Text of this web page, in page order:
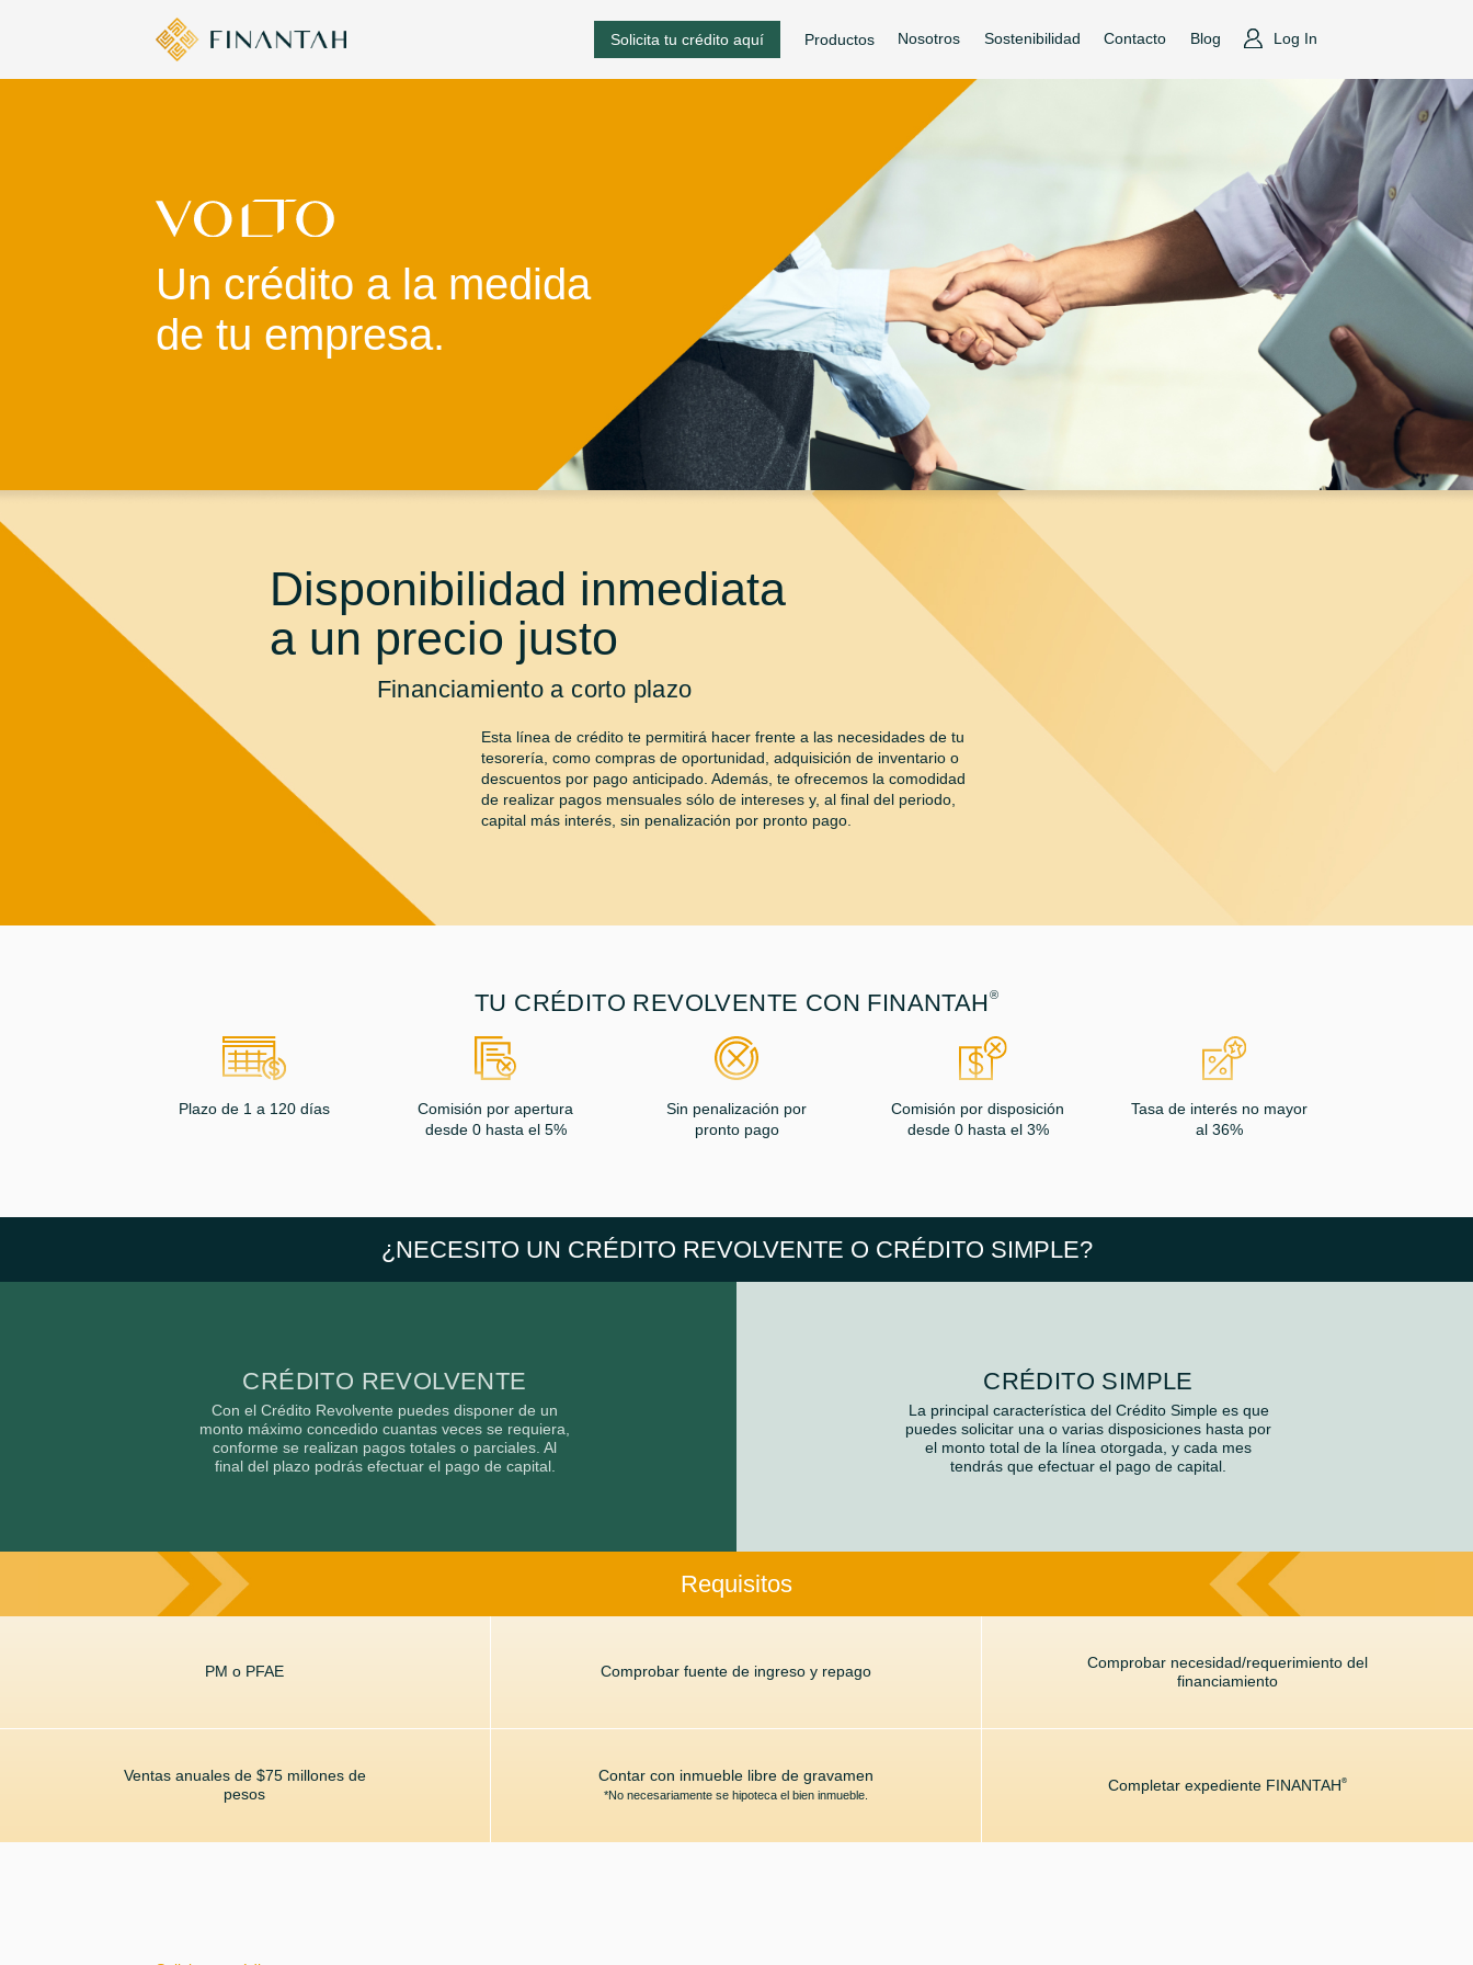
Solicita tu crédito aquí Productos Nosotros Sostenibilidad Contacto Blog Log In
Un crédito a la medida
de tu empresa.
Disponibilidad inmediata
a un precio justo
Financiamiento a corto plazo
Esta línea de crédito te permitirá hacer frente a las necesidades de tu
tesorería, como compras de oportunidad, adquisición de inventario o
descuentos por pago anticipado. Además, te ofrecemos la comodidad
de realizar pagos mensuales sólo de intereses y, al final del periodo,
capital más interés, sin penalización por pronto pago.
TU CRÉDITO REVOLVENTE CON FINANTAH®
Plazo de 1 a 120 días
Comisión por apertura
desde 0 hasta el 5%
Sin penalización por
pronto pago
Comisión por disposición
desde 0 hasta el 3%
Tasa de interés no mayor
al 36%
¿NECESITO UN CRÉDITO REVOLVENTE O CRÉDITO SIMPLE?
CRÉDITO REVOLVENTE
Con el Crédito Revolvente puedes disponer de un
monto máximo concedido cuantas veces se requiera,
conforme se realizan pagos totales o parciales. Al
final del plazo podrás efectuar el pago de capital.
CRÉDITO SIMPLE
La principal característica del Crédito Simple es que
puedes solicitar una o varias disposiciones hasta por
el monto total de la línea otorgada, y cada mes
tendrás que efectuar el pago de capital.
Requisitos
PM o PFAE Comprobar fuente de ingreso y repago
Comprobar necesidad/requerimiento del
financiamiento
Ventas anuales de $75 millones de
pesos
Contar con inmueble libre de gravamen
*No necesariamente se hipoteca el bien inmueble.
Completar expediente FINANTAH®